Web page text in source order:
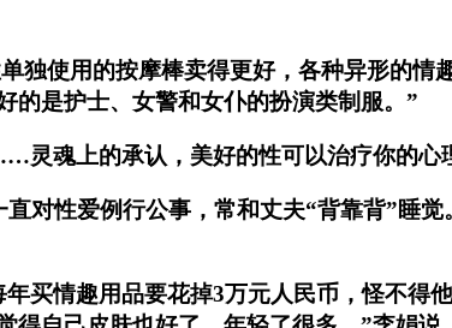
独使用的按摩棒卖得更好，各种异形的
的是护士、女警和女仆的扮演类制服。”
灵魂上的承认，美好的性可以治疗你的
对性爱例行公事，常和丈夫“背靠背”睡
买情趣用品要花掉3万元人民币，怪不